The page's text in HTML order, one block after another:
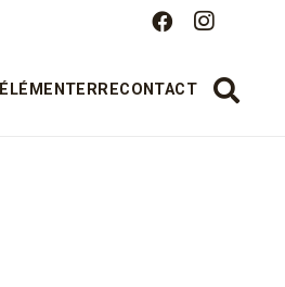
ÉLÉMENTERRECONTACT